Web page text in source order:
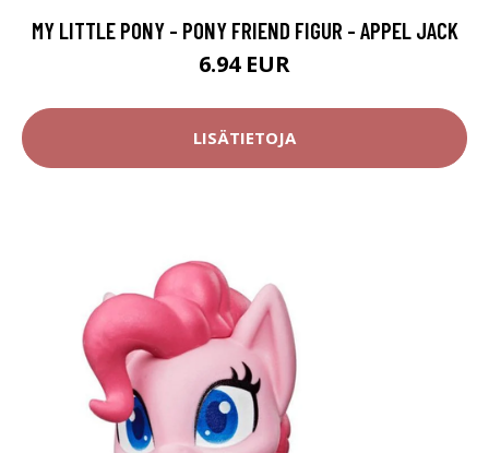
MY LITTLE PONY - PONY FRIEND FIGUR - APPEL JACK
6.94 EUR
LISÄTIETOJA